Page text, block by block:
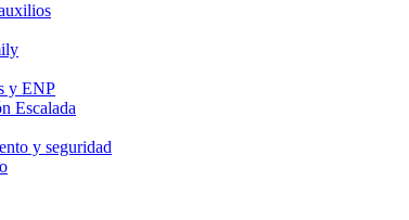
y ENP
Escalada
y seguridad